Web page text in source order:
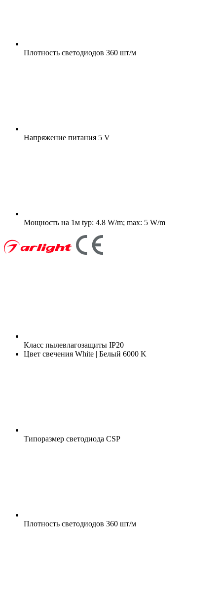
Плотность светодиодов 360 шт/м
Напряжение питания 5 V
Мощность на 1м typ: 4.8 W/m; max: 5 W/m
Класс пылевлагозащиты IP20
Цвет свечения White | Белый 6000 K
Типоразмер светодиода CSP
Плотность светодиодов 360 шт/м